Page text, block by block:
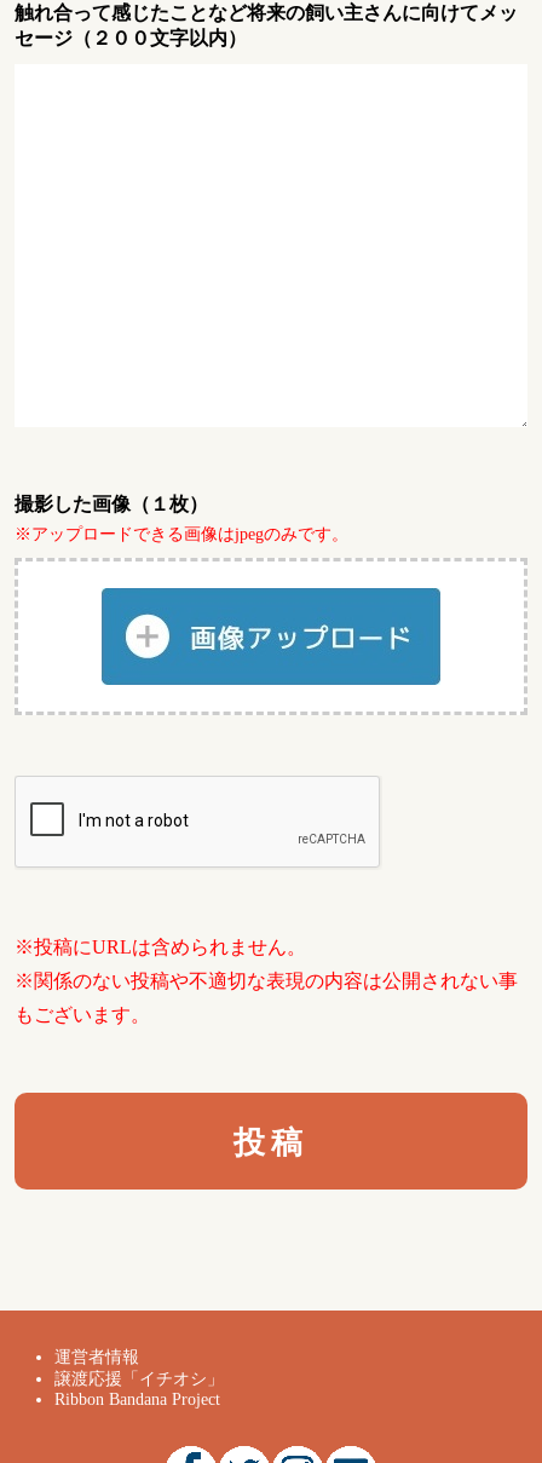
触れ合って感じたことなど将来の飼い主さんに向けてメッ
セージ（２００文字以内）
撮影した画像（１枚）
※アップロードできる画像はjpegのみです。
※投稿にURLは含められません。
※関係のない投稿や不適切な表現の内容は公開されない事
もございます。
運営者情報
譲渡応援「イチオシ」
Ribbon Bandana Project